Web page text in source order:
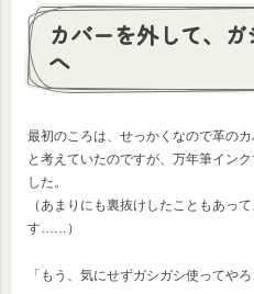
カバーを外して、
へ
最初のころは、せっかくなので革の
と考えていたのですが、万年筆イン
した。
（あまりにも裏抜けしたこともあっ
す……）
「もう、気にせずガシガシ使ってやろ